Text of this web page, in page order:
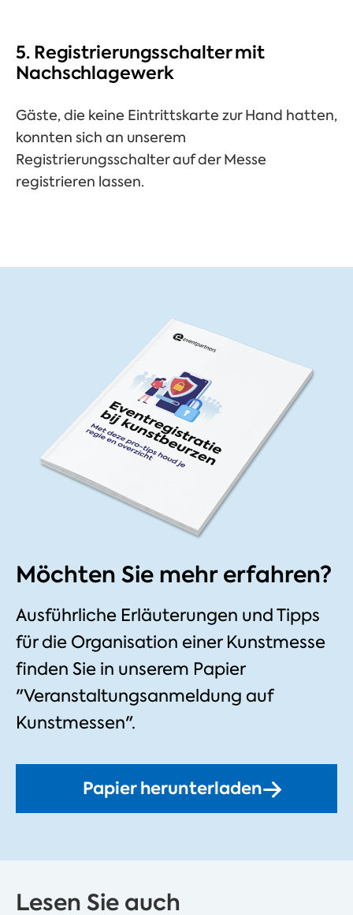
5. Registrierungsschalter mit
Nachschlagewerk
Gäste, die keine Eintrittskarte zur Hand hatten,
konnten sich an unserem
Registrierungsschalter auf der Messe
registrieren lassen.
Möchten Sie mehr erfahren?
Ausführliche Erläuterungen und Tipps
für die Organisation einer Kunstmesse
finden Sie in unserem Papier
"Veranstaltungsanmeldung auf
Kunstmessen".
Papier herunterladen
Lesen Sie auch